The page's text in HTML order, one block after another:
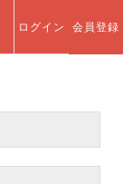
ログイン 会員登録